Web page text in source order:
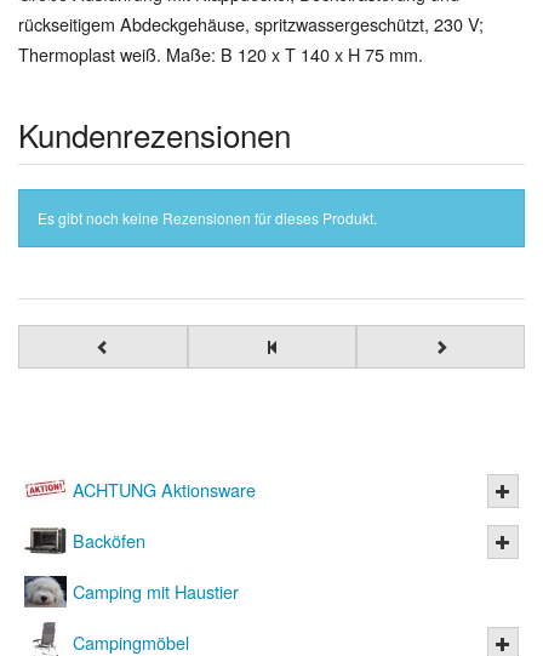
rückseitigem Abdeckgehäuse, spritzwassergeschützt, 230 V;
Thermoplast weiß. Maße: B 120 x T 140 x H 75 mm.
Kundenrezensionen
Es gibt noch keine Rezensionen für dieses Produkt.
ACHTUNG Aktionsware
Backöfen
Camping mit Haustier
Campingmöbel